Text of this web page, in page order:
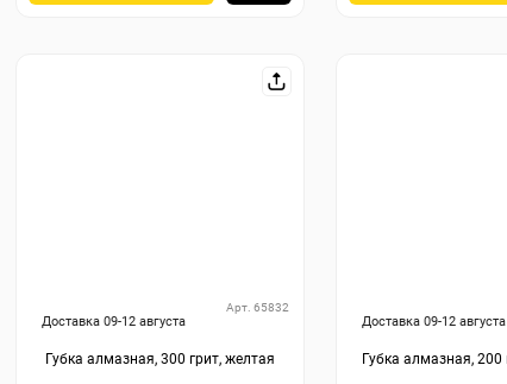
Доставка 09-12 августа
Арт. 65832
Губка алмазная, 300 грит, желтая
Доставка 09-12 августа
Губка алмазная, 200